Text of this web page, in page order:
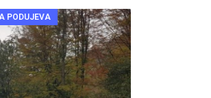
PODUJEVA